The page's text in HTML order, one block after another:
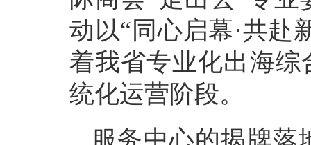
动以“同心启幕·共赴
着我省专业化出海
统化运营阶段。
服务中心的揭牌落